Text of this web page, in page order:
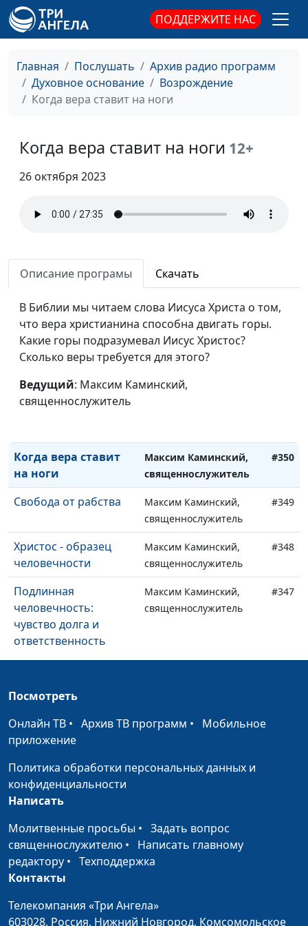
ПОДДЕРЖИТЕ НАС
Главная Послушать
Архив радио программ
Духовное основание
Возрождение
Когда вера ставит на ноги
Когда вера ставит на ноги 12+
26 октября 2023
Описание програмы Скачать
В Библии мы читаем слова Иисуса Христа о том,
что вера христианина способна двигать горы.
Какие горы подразумевал Иисус Христос?
Сколько веры требуется для этого?
Ведущий: Максим Каминский,
священнослужитель
Законодатель
священнослужитель,
доктор богословия
Христос - Творец
Евгений Зайцев,
священнослужитель,
доктор богословия
#357
Человек
доктор богословия
Христос - Истинный
доктор богословия
скромность: в чем ее
преимущества?
Благотворительность
Христа и Его
учеников
Максим Каминский,
священнослужитель
#353
Лучшее для себя и
для ближнего
Максим Каминский,
священнослужитель
Правила
Когда вера ставит
на ноги
Максим Каминский,
священнослужитель
#350
Свобода от рабства
Максим Каминский,
священнослужитель
#349
Христос - образец
человечности
Максим Каминский,
священнослужитель
#348
Подлинная
человечность:
чувство долга и
ответственность
Максим Каминский,
священнослужитель
#347
свое дело до конца
Подлинная
человечность: в чем
твоя ценность?
Максим Каминский,
Божий план спасения
Как Бог нас спасает?
Павел Меженин,
священнослужитель
Спасение
человечества: что
задумал Бог?
Посмотреть
Онлайн ТВ • Архив ТВ программ • Мобильное
приложение
Политика обработки персональных данных и
конфиденциальности
Написать
Молитвенные просьбы • Задать вопрос
священнослужителю • Написать главному
редактору • Техподдержка
Контакты
Телекомпания «Три Ангела»
603028, Россия, Нижний Новгород, Комсомольское